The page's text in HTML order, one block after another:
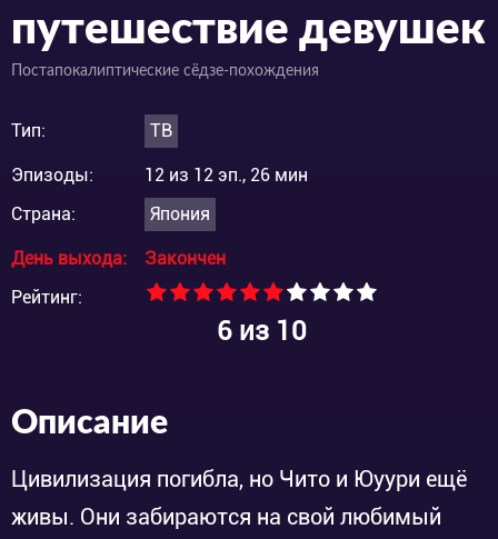
путешествие девушек
Постапокалиптические сёдзе-похождения
Тип: ТВ
Эпизоды:
12 из 12 эп., 26 мин
Страна:
Япония
День выхода:
Закончен
Рейтинг:
6из 10
Описание
Цивилизация погибла, но Чито и Юуури ещё
живы. Они забираются на свой любимый